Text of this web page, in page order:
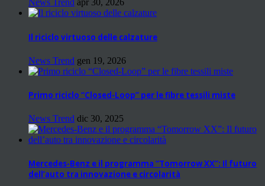
News Trend apr 30, 2026
Il riciclo virtuoso delle calzature
News Trend gen 19, 2026
Primo riciclo “Closed-Loop” per le fibre tessili miste
News Trend dic 30, 2025
Mercedes-Benz e il programma “Tomorrow XX”: Il futuro
dell’auto tra innovazione e circolarità